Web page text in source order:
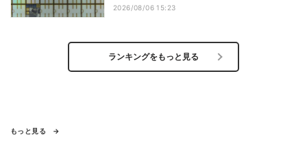
2026/08/06 15:23
ランキングをもっと見る
もっと見る